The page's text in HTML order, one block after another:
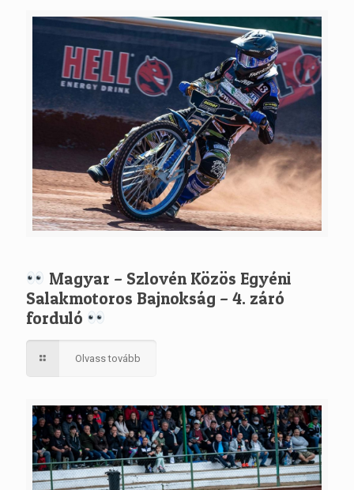
Magyar – Szlovén Közös Egyéni
Salakmotoros Bajnokság – 4. záró
forduló
Olvass tovább